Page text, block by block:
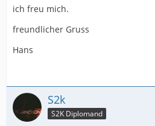
ich freu mich.
freundlicher Gruss
Hans
S2k
S2K Diplomand